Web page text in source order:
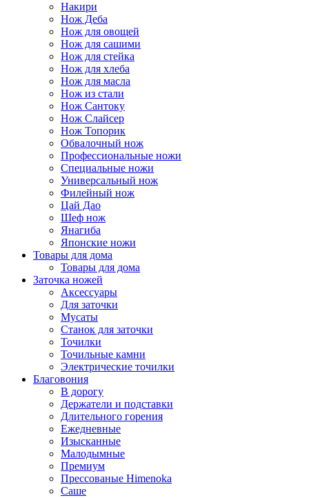
Накири
Нож Деба
Нож для овощей
Нож для сашими
Нож для стейка
Нож для хлеба
Нож для масла
Нож из стали
Нож Сантоку
Нож Слайсер
Нож Топорик
Обвалочный нож
Профессиональные ножи
Специальные ножи
Универсальный нож
Филейный нож
Цай Дао
Шеф нож
Янагиба
Японские ножи
Товары для дома
Товары для дома
Заточка ножей
Аксессуары
Для заточки
Мусаты
Станок для заточки
Точилки
Точильные камни
Электрические точилки
Благовония
В дорогу
Держатели и подставки
Длительного горения
Ежедневные
Изысканные
Малодымные
Премиум
Прессованые Himenoka
Саше